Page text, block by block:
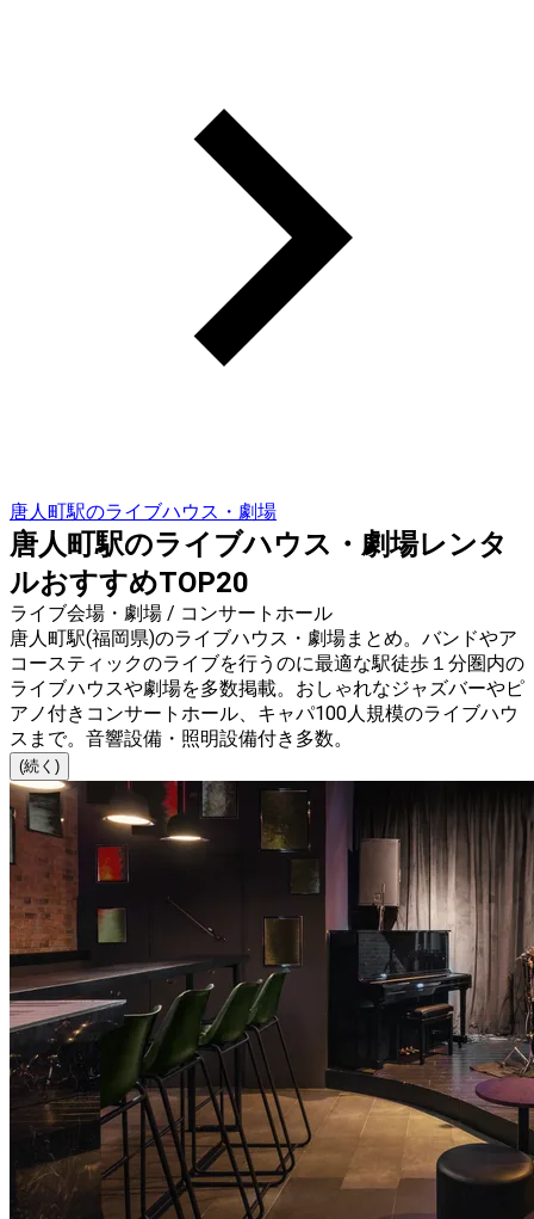
唐人町駅のライブハウス・劇場
唐人町駅のライブハウス・劇場レンタ
ルおすすめTOP20
ライブ会場・劇場 / コンサートホール
唐人町駅(福岡県)のライブハウス・劇場まとめ。バンドやア
コースティックのライブを行うのに最適な駅徒歩１分圏内の
ライブハウスや劇場を多数掲載。おしゃれなジャズバーやピ
アノ付きコンサートホール、キャパ100人規模のライブハウ
スまで。音響設備・照明設備付き多数。
(続く)